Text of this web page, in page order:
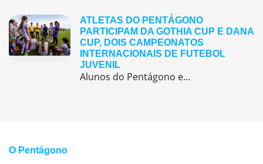
ATLETAS DO PENTÁGONO
PARTICIPAM DA GOTHIA CUP E DANA
CUP, DOIS CAMPEONATOS
INTERNACIONAIS DE FUTEBOL
JUVENIL
Alunos do Pentágono embarcaram para a Europa, onde participaram de duas das maiores competições internacionais de futebol juvenil
O Pentágono